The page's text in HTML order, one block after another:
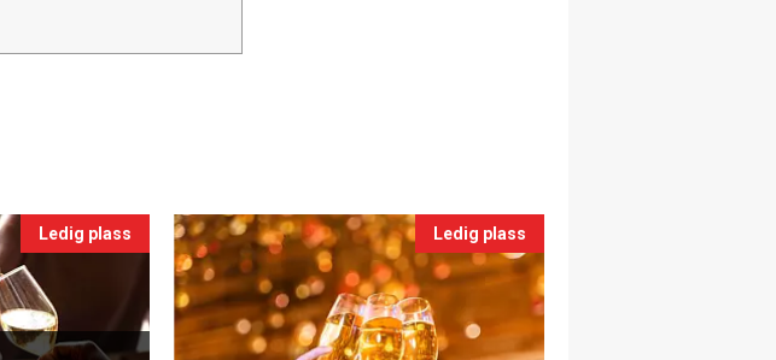
Ledig plass Ledig plass